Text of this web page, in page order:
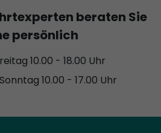
beraten Sie
persönlich
10.00 - 18.00 Uhr
10.00 - 17.00 Uhr